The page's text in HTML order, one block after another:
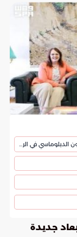
العلاقات السعودية الأمريكية: أبعاد جديدة للتعاون الدبلوماسي في الرياض
جديدة